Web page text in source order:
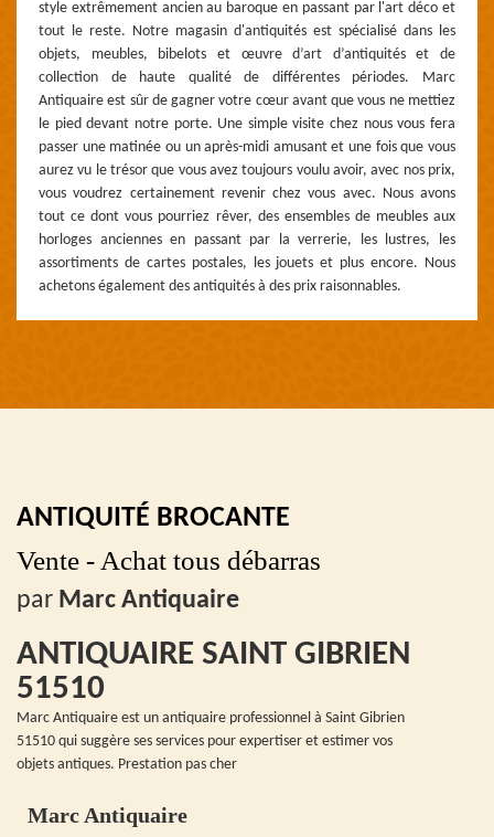
style extrêmement ancien au baroque en passant par l'art déco et
tout le reste. Notre magasin d'antiquités est spécialisé dans les
objets, meubles, bibelots et œuvre d’art d’antiquités et de
collection de haute qualité de différentes périodes. Marc
Antiquaire est sûr de gagner votre cœur avant que vous ne mettiez
le pied devant notre porte. Une simple visite chez nous vous fera
passer une matinée ou un après-midi amusant et une fois que vous
aurez vu le trésor que vous avez toujours voulu avoir, avec nos prix,
vous voudrez certainement revenir chez vous avec. Nous avons
tout ce dont vous pourriez rêver, des ensembles de meubles aux
horloges anciennes en passant par la verrerie, les lustres, les
assortiments de cartes postales, les jouets et plus encore. Nous
achetons également des antiquités à des prix raisonnables.
ANTIQUITÉ BROCANTE
Vente - Achat tous débarras
par Marc Antiquaire
ANTIQUAIRE SAINT GIBRIEN
51510
Marc Antiquaire est un antiquaire professionnel à Saint Gibrien
51510 qui suggère ses services pour expertiser et estimer vos
objets antiques. Prestation pas cher
Marc Antiquaire